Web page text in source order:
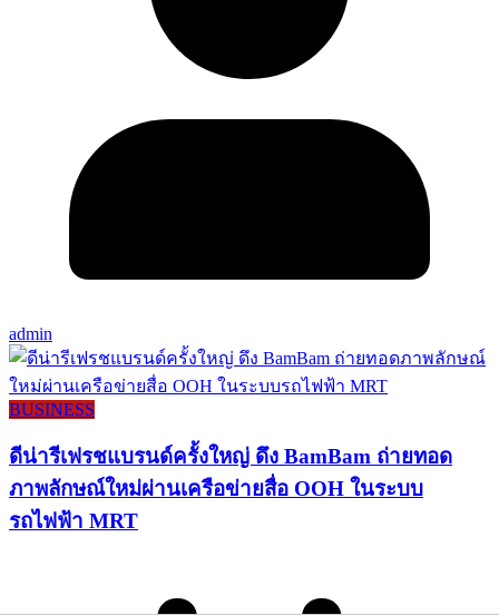
admin
BUSINESS
ดีน่ารีเฟรชแบรนด์ครั้งใหญ่ ดึง BamBam ถ่ายทอด
ภาพลักษณ์ใหม่ผ่านเครือข่ายสื่อ OOH ในระบบ
รถไฟฟ้า MRT